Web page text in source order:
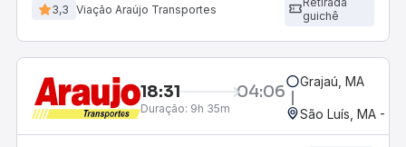
3,3 Viação Araújo Transportes
guichê
18:31 04:06
Duração: 9h 35m
Grajaú, MA
São Luís, MA -